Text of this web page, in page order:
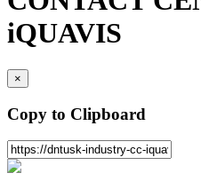
iQUAVIS
×
Copy to Clipboard